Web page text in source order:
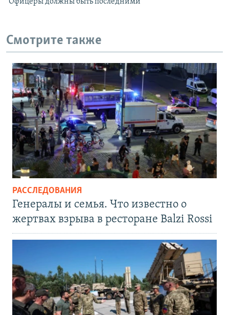
"Офицеры должны быть последними"
Смотрите также
РАССЛЕДОВАНИЯ
Генералы и семья. Что известно о
жертвах взрыва в ресторане Balzi Rossi